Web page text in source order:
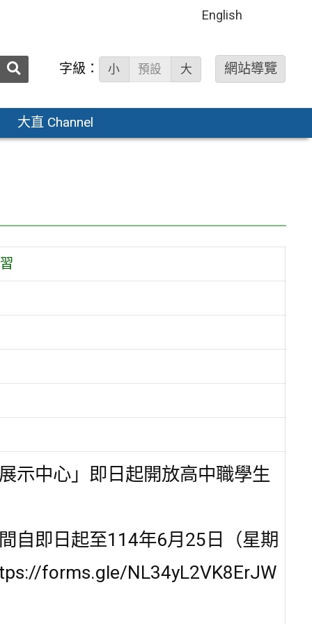
English
送出 字級： 小 預設 大 網站導覽
大直 Channel
示中心」即日起開放高中職學生
自即日起至114年6月25日（星期
forms.gle/NL34yL2VK8ErJW